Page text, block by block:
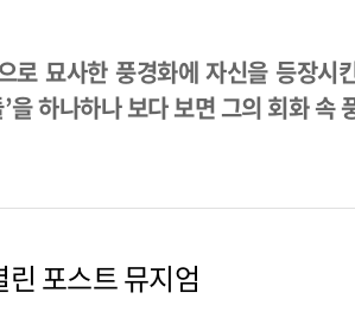
묘사한 풍경화에 자신을 등장시
을 하나하나 보다 보면 그의 회화 속
포스트 뮤지엄